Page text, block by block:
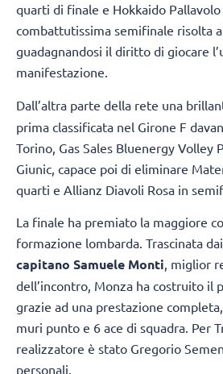
quarti di finale e Hokkaido
combattutissima semifinale risolta
guadagnandosi il diritto di giocare
manifestazione.
Dall’altra parte della rete una
prima classificata nel Girone F
Torino, Gas Sales Bluenergy Volley
Giunic, capace poi di eliminare
quarti e Allianz Diavoli Rosa in
La finale ha premiato la maggiore
formazione lombarda. Trascinata
capitano Samuele Monti, miglior
dell’incontro, Monza ha costruito il
grazie ad una prestazione
muri punto e 6 ace di squadra. Per
realizzatore è stato Gregorio
personali.